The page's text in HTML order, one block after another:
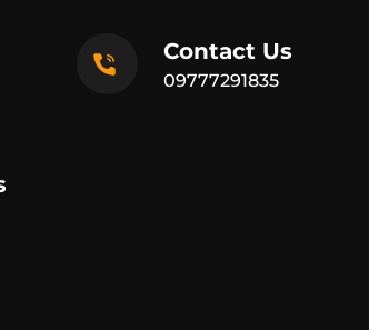
Contact Us
09777291835